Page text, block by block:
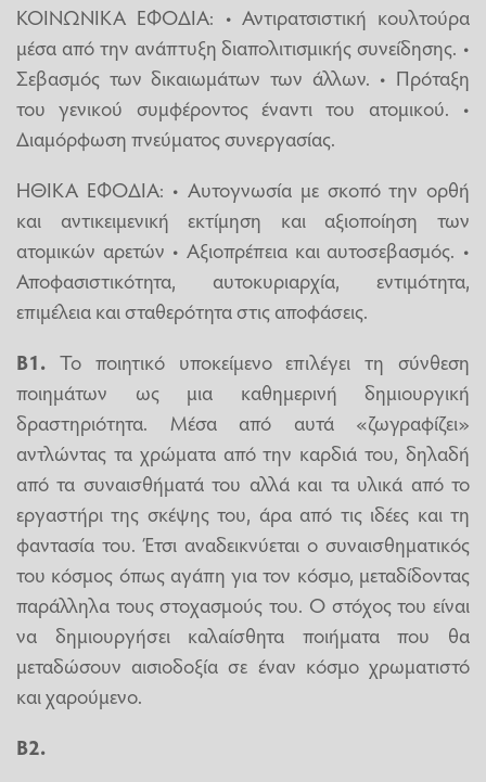
ΚΟΙΝΩΝΙΚΑ ΕΦΟΔΙΑ: • Αντιρατσιστική κουλτούρα
μέσα από την ανάπτυξη διαπολιτισμικής συνείδησης. •
Σεβασμός των δικαιωμάτων των άλλων. • Πρόταξη
του γενικού συμφέροντος έναντι του ατομικού. •
Διαμόρφωση πνεύματος συνεργασίας.
ΗΘΙΚΑ ΕΦΟΔΙΑ: • Αυτογνωσία με σκοπό την ορθή
και αντικειμενική εκτίμηση και αξιοποίηση των
ατομικών αρετών • Αξιοπρέπεια και αυτοσεβασμός. •
Αποφασιστικότητα, αυτοκυριαρχία, εντιμότητα,
επιμέλεια και σταθερότητα στις αποφάσεις.
Β1. Το ποιητικό υποκείμενο επιλέγει τη σύνθεση
ποιημάτων ως μια καθημερινή δημιουργική
δραστηριότητα. Μέσα από αυτά «ζωγραφίζει»
αντλώντας τα χρώματα από την καρδιά του, δηλαδή
από τα συναισθήματά του αλλά και τα υλικά από το
εργαστήρι της σκέψης του, άρα από τις ιδέες και τη
φαντασία του. Έτσι αναδεικνύεται ο συναισθηματικός
του κόσμος όπως αγάπη για τον κόσμο, μεταδίδοντας
παράλληλα τους στοχασμούς του. Ο στόχος του είναι
να δημιουργήσει καλαίσθητα ποιήματα που θα
μεταδώσουν αισιοδοξία σε έναν κόσμο χρωματιστό
και χαρούμενο.
Β2.